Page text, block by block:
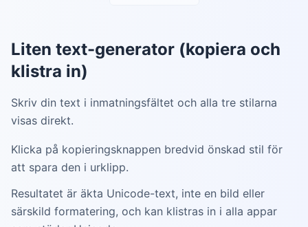
Liten text-generator (kopiera och
klistra in)
Skriv din text i inmatningsfältet och alla tre stilarna
visas direkt.
Klicka på kopieringsknappen bredvid önskad stil för
att spara den i urklipp.
Resultatet är äkta Unicode-text, inte en bild eller
särskild formatering, och kan klistras in i alla appar